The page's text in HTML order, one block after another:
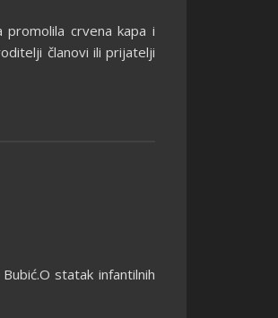
promolila crvena kapa i
članovi ili prijatelji
statak infantilnih